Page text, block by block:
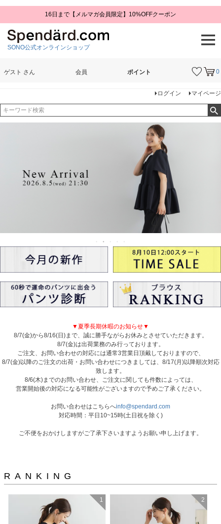
16日まで【メルマガ会員限定】10%OFFクーポン
SONO公式オンラインショップ
0
ゲスト さん 会員 ポイント
ログイン マイページ
▼夏季長期休暇のお知らせ▼
8/7(金)から8/16(日)まで、誠に勝手ながらお休みとさせていただきます。
8/7(金)は出荷業務のみ行っております。
ご注文、お問い合わせの対応には通常3営業日頂戴しておりますので、
8/7(金)以降のご注文の出荷・お問い合わせにつきましては、8/17(月)以降順次対応
致します。
8/6(木)までのお問い合わせ、ご注文に関しても件数によっては、
営業開始後の対応になる可能性がございますので予めご了承ください。
お問い合わせはこちらへinfo@spendard.com
対応時間：平日10~15時(土日祝を除く)
ご不便をおかけしますがご了承下さいますようお願い申し上げます。
RANKING
1 2